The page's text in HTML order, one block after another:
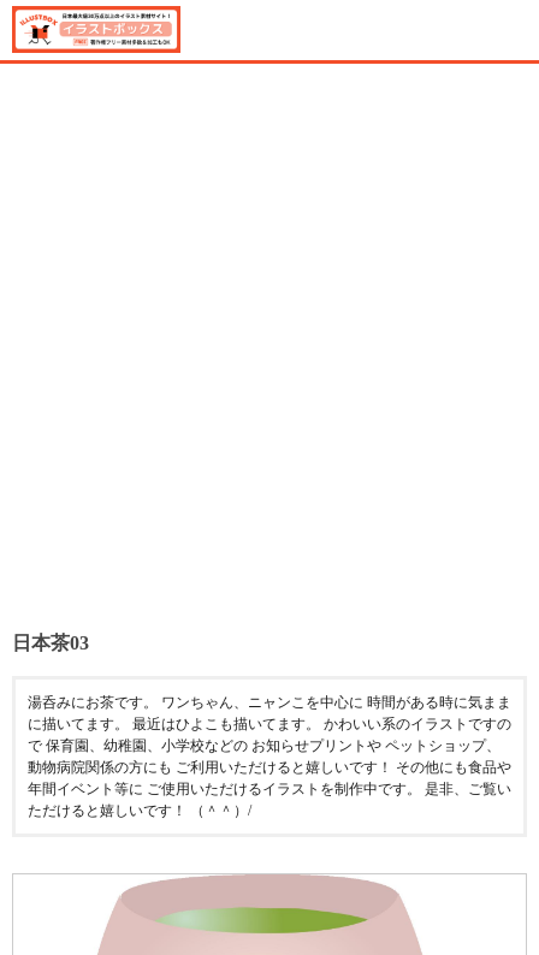
日本茶03
湯呑みにお茶です。 ワンちゃん、ニャンこを中心に 時間がある時に気まま
に描いてます。 最近はひよこも描いてます。 かわいい系のイラストですの
で 保育園、幼稚園、小学校などの お知らせプリントや ペットショップ、
動物病院関係の方にも ご利用いただけると嬉しいです！ その他にも食品や
年間イベント等に ご使用いただけるイラストを制作中です。 是非、ご覧い
ただけると嬉しいです！ （＾＾）/